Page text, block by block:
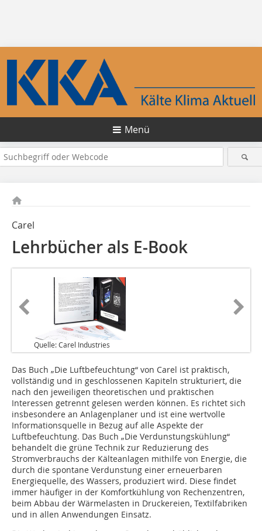
Menü
Carel
Lehrbücher als E-Book
Quelle: Carel Industries
Das Buch „Die Luftbefeuchtung“ von Carel ist praktisch,
vollständig und in geschlossenen Kapiteln strukturiert, die
nach den jeweiligen theoretischen und praktischen
Interessen getrennt gelesen werden können. Es richtet sich
insbesondere an Anlagenplaner und ist eine wertvolle
Informationsquelle in Bezug auf alle Aspekte der
Luftbefeuchtung. Das Buch „Die Verdunstungskühlung“
behandelt die grüne Technik zur Reduzierung des
Stromverbrauchs der Kälteanlagen mithilfe von Energie, die
durch die spontane Verdunstung einer erneuerbaren
Energiequelle, des Wassers, produziert wird. Diese findet
immer häufiger in der Komfortkühlung von Rechenzentren,
beim Abbau der Wärmelasten in Druckereien, Textilfabriken
und in allen Anwendungen Einsatz.